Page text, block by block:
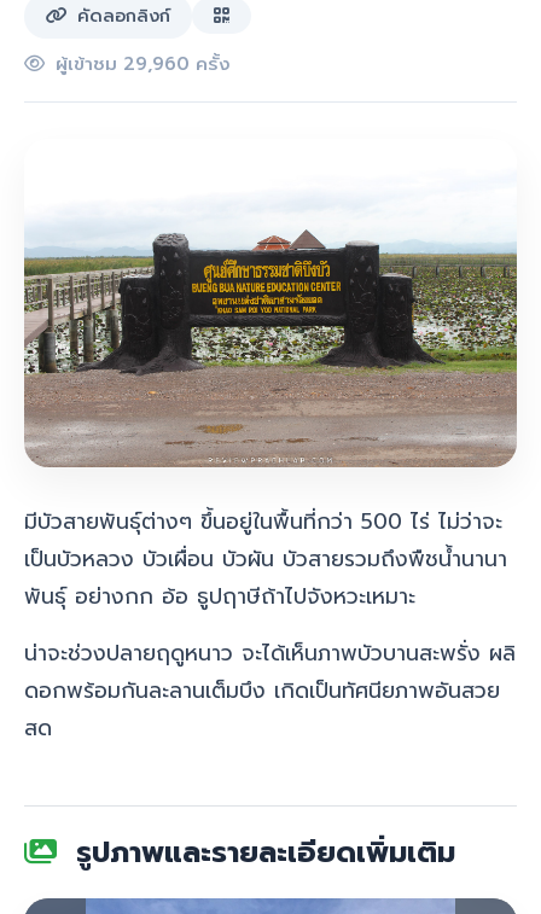
คัดลอกลิงก์
ผู้เข้าชม 29,960 ครั้ง
มีบัวสายพันธุ์ต่างๆ ขึ้นอยู่ในพื้นที่กว่า 500 ไร่ ไม่ว่าจะ
เป็นบัวหลวง บัวเผื่อน บัวผัน บัวสายรวมถึงพืชน้ำนานา
พันธุ์ อย่างกก อ้อ ธูปฤาษีถ้าไปจังหวะเหมาะ
น่าจะช่วงปลายฤดูหนาว จะได้เห็นภาพบัวบานสะพรั่ง ผลิ
ดอกพร้อมกันละลานเต็มบึง เกิดเป็นทัศนียภาพอันสวย
สด
รูปภาพและรายละเอียดเพิ่มเติม